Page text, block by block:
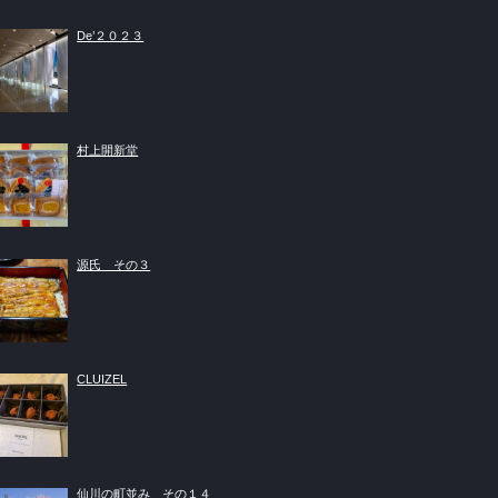
De’２０２３
村上開新堂
源氏 その３
CLUIZEL
仙川の町並み その１４